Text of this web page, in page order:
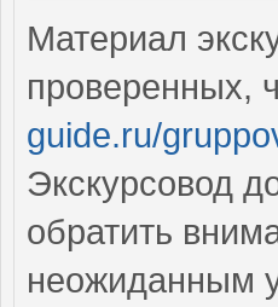
Материал
проверенных,
guide.ru/
Экскурсовод
обратить
неожиданным